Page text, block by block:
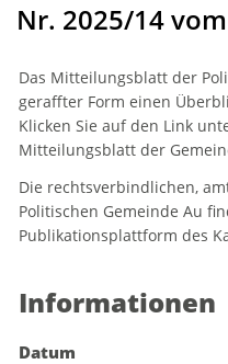
Nr. 2025/14
Das Mitteilungsblatt der
geraffter Form einen
Klicken Sie auf den Link
Mitteilungsblatt der
Die rechtsverbindlichen,
Politischen Gemeinde Au
Publikationsplattform des
Informationen
Datum